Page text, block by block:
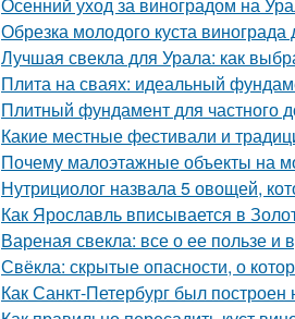
Обрезка молодого куста
Лучшая свекла для Урала: как
Плита на сваях: идеальный
Плитный фундамент для частного
Какие местные фестивали и
Почему малоэтажные объекты на
Нутрициолог назвала 5 овощей,
Как Ярославль вписывается в
Вареная свекла: все о ее пользе и
Свёкла: скрытые опасности, о
Как Санкт-Петербург был построен